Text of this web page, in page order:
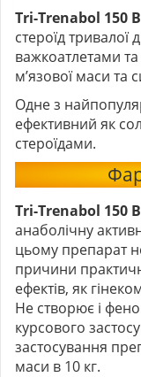
Tri-Trenabol 150
стероїд тривалої
важкоатлетами
м’язової маси та
Одне з
ефективний як
стероїдами.
Tri-Trenabol 150
анаболічну
цьому препарат
причини
ефектів, як
Не створює і
курсового
застосування
маси в 10 кг.